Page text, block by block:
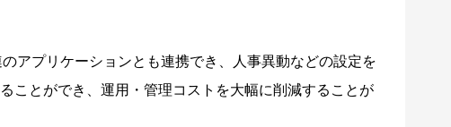
アプリケーションとも連携でき、人事異動などの設定を
ことができ、運用・管理コストを大幅に削減することが